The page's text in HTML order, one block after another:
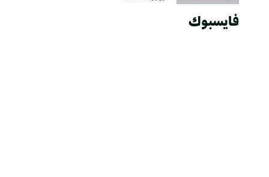
فايسبوك